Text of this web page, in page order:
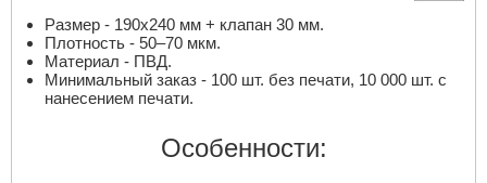
Размер - 190х240 мм + клапан 30 мм.
Плотность - 50–70 мкм.
Материал - ПВД.
Минимальный заказ - 100 шт. без печати, 10 000 шт. с
нанесением печати.
Особенности: